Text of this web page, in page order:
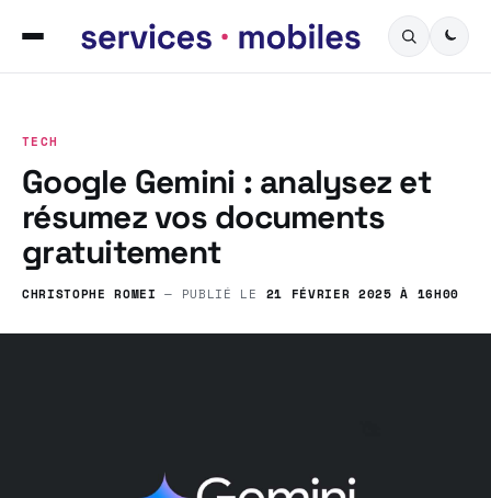
TECH
Google Gemini : analysez et
résumez vos documents
gratuitement
CHRISTOPHE ROMEI — PUBLIÉ LE 21 FÉVRIER 2025 À 16H00